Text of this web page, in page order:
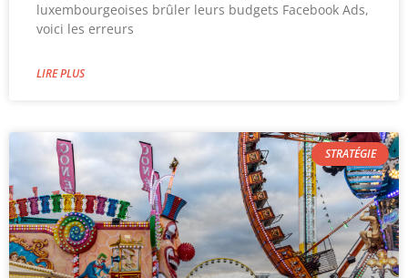
luxembourgeoises brûler leurs budgets Facebook Ads,
voici les erreurs
LIRE PLUS
STRATÉGIE